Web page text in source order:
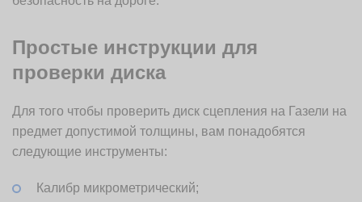
Простые инструкции для
проверки диска
Для того чтобы проверить диск сцепления на Газели на
предмет допустимой толщины, вам понадобятся
следующие инструменты:
Калибр микрометрический;